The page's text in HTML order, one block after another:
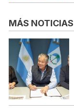
MÁS NOTICIAS